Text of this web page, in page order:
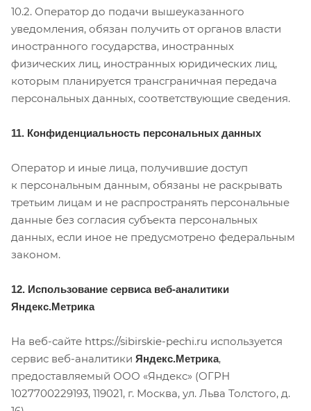
10.2. Оператор до подачи вышеуказанного
уведомления, обязан получить от органов власти
иностранного государства, иностранных
физических лиц, иностранных юридических лиц,
которым планируется трансграничная передача
персональных данных, соответствующие сведения.
11. Конфиденциальность персональных данных
Оператор и иные лица, получившие доступ
к персональным данным, обязаны не раскрывать
третьим лицам и не распространять персональные
данные без согласия субъекта персональных
данных, если иное не предусмотрено федеральным
законом.
12. Использование сервиса веб-аналитики
Яндекс.Метрика
На веб-сайте https://sibirskie-pechi.ru используется
сервис веб-аналитики Яндекс.Метрика,
предоставляемый ООО «Яндекс» (ОГРН
1027700229193, 119021, г. Москва, ул. Льва Толстого, д.